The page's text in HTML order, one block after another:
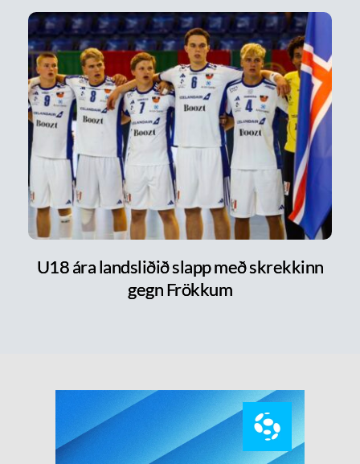
U18 ára landsliðið slapp með skrekkinn
gegn Frökkum